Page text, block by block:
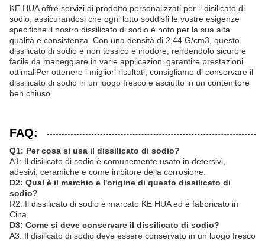
KE HUA offre servizi di prodotto personalizzati per il disilicato di
sodio, assicurandosi che ogni lotto soddisfi le vostre esigenze
specifiche.il nostro dissilicato di sodio è noto per la sua alta
qualità e consistenza. Con una densità di 2,44 G/cm3, questo
dissilicato di sodio è non tossico e inodore, rendendolo sicuro e
facile da maneggiare in varie applicazioni.garantire prestazioni
ottimaliPer ottenere i migliori risultati, consigliamo di conservare il
dissilicato di sodio in un luogo fresco e asciutto in un contenitore
ben chiuso.
FAQ:
Q1: Per cosa si usa il dissilicato di sodio?
A1: Il disilicato di sodio è comunemente usato in detersivi,
adesivi, ceramiche e come inibitore della corrosione.
D2: Qual è il marchio e l'origine di questo dissilicato di
sodio?
R2: Il dissilicato di sodio è marcato KE HUA ed è fabbricato in
Cina.
D3: Come si deve conservare il dissilicato di sodio?
A3: Il disilicato di sodio deve essere conservato in un luogo fresco